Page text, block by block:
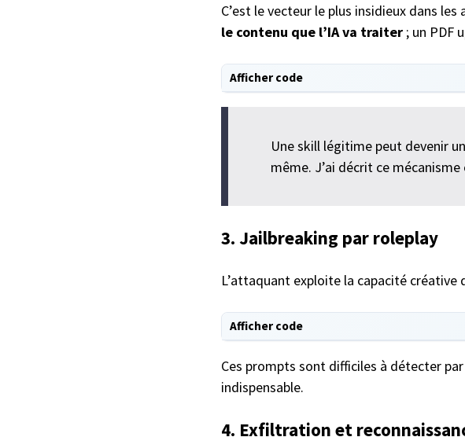
C’est le vecteur le plus insidieux dans
le contenu que l’IA va traiter; un PDF
Afficher code
Une skill légitime peut devenir
même. J’ai décrit ce
3. Jailbreaking par roleplay
L’attaquant exploite la capacité
Afficher code
Ces prompts sont difficiles à détecter
indispensable.
4. Exfiltration et